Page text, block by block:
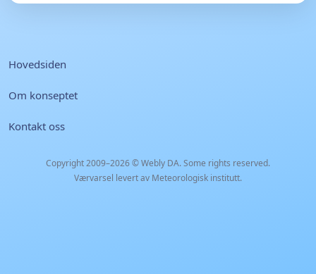
Hovedsiden
Om konseptet
Kontakt oss
Copyright 2009–2026 ©Webly DA. Some rights reserved.
Værvarsel levert av Meteorologisk institutt.